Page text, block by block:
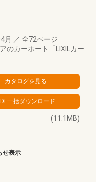
月 ／ 全72ページ
のカーポート「LIXILカー
(11.1MB)
せ表示